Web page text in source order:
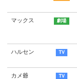
マックス
ハルセン
カメ爺